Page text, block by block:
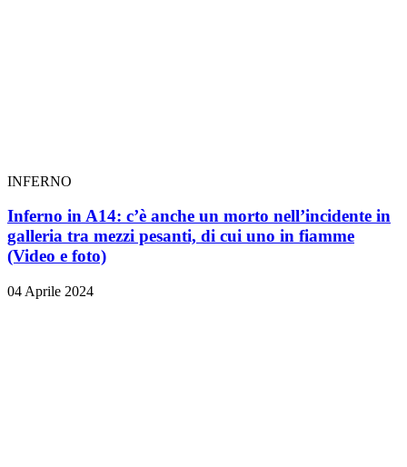
INFERNO
Inferno in A14: c’è anche un morto nell’incidente in
galleria tra mezzi pesanti, di cui uno in fiamme
(Video e foto)
04 Aprile 2024